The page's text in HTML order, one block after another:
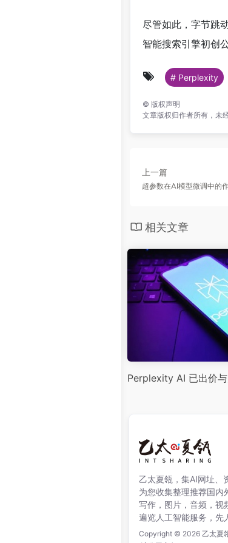
尽管如此，字节跳
智能搜索引擎初创
# Perplexity
© 版权声明
文章版权归作者所有，未
上一篇
超参数在AI模型微调中的
相关文章
Perplexity AI 已出价
乙太夏瓴，集AI网址、
为您收集整理推荐国内
写作，图片，音频，视
遍览人工智能服务，先
Copyright © 2026 乙太夏